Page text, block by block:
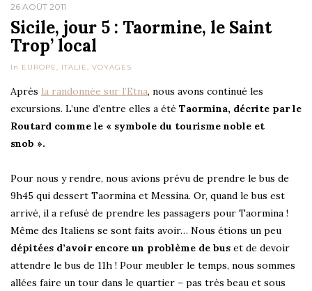
26 AOÛT 2011
Sicile, jour 5 : Taormine, le Saint
Trop’ local
In EUROPE, ITALIE, VOYAGES
Après la randonnée sur l’Etna, nous avons continué les
excursions. L’une d’entre elles a été Taormina, décrite par le
Routard comme le « symbole du tourisme noble et
snob ».
Pour nous y rendre, nous avions prévu de prendre le bus de
9h45 qui dessert Taormina et Messina. Or, quand le bus est
arrivé, il a refusé de prendre les passagers pour Taormina !
Même des Italiens se sont faits avoir… Nous étions un peu
dépitées d’avoir encore un problème de bus et de devoir
attendre le bus de 11h ! Pour meubler le temps, nous sommes
allées faire un tour dans le quartier – pas très beau et sous